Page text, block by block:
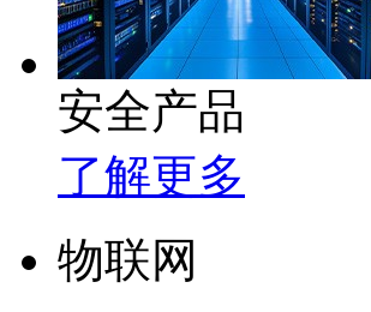
安全产品
了解更多
物联网